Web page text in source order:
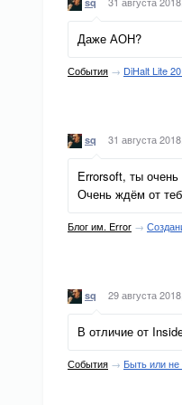
Даже АОН?
События → DiHalt Lite
sq 31 августа
Errorsoft, ты очень
Очень ждём от
Блог им. Error →
sq 29 августа
В отличие от
События → Быть или